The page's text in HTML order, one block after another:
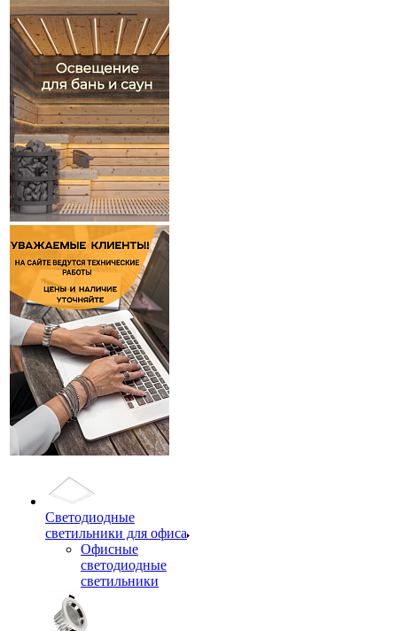
Светодиодные
светильники для офиса
Офисные
светодиодные
светильники